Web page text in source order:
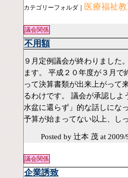
カテゴリーフォルダ｜ 医療福祉
議会関係
不用額
９月定例議会が終わりました
ます。 平成２０年度が３月
って決算書類が出来上がって
るわけです。 議会が承認し
水盆に還らず」的な話しにな
予算が始まってない以上、し
Posted by 辻本 茂 at
議会関係
企業誘致